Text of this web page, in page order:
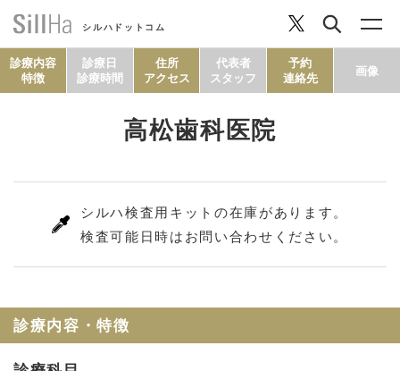
シルハドットコム
ヘルシーレシピ
セルフチェック
診療内容
特徴
診療日
診療時間
住所
アクセス
代表者
スタッフ
予約
連絡先
画像
高松歯科医院
シルハ検査用キットの在庫があります。
検査可能日時はお問い合わせください。
診療内容・特徴